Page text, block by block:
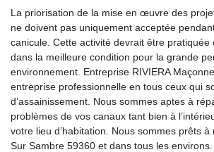
La priorisation de la mise en œuvre des
ne doivent pas uniquement acceptée
canicule. Cette activité devrait être pratiquée
dans la meilleure condition pour la grande
environnement. Entreprise RIVIERA
entreprise professionnelle en tous ceux qui
d’assainissement. Nous sommes aptes à
problèmes de vos canaux tant bien à
votre lieu d’habitation. Nous sommes prêts à
Sur Sambre 59360 et dans tous les environs.